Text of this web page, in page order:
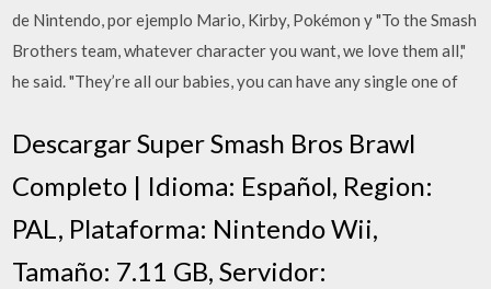
de Nintendo, por ejemplo Mario, Kirby, Pokémon y "To the Smash
Brothers team, whatever character you want, we love them all,"
he said. "They’re all our babies, you can have any single one of
Descargar Super Smash Bros Brawl
Completo | Idioma: Español, Region:
PAL, Plataforma: Nintendo Wii,
Tamaño: 7.11 GB, Servidor: